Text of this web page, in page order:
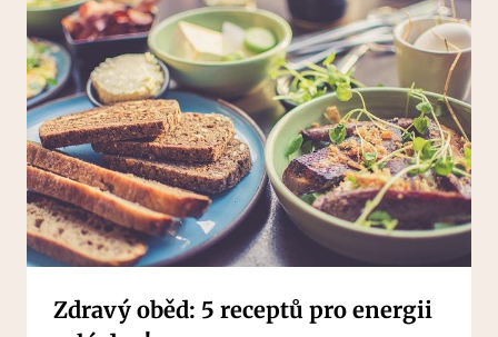
Zdravý oběd: 5 receptů pro energii